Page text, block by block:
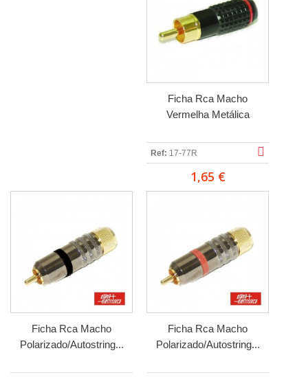
Ficha Rca Macho
Vermelha Metálica
Ref: 17-77R
1,65 €
Ficha Rca Macho
Polarizado/Autostring...
Ficha Rca Macho
Polarizado/Autostring...